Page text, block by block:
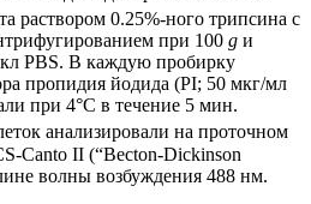
раствором 0.25%-ного трипсина с
при 100 g и
PBS. В каждую пробирку
пропидия йодида (PI; 50 мкг/мл
при 4°C в течение 5 мин.
анализировали на проточном
Canto II (“Becton-Dickinson
волны возбуждения 488 нм.